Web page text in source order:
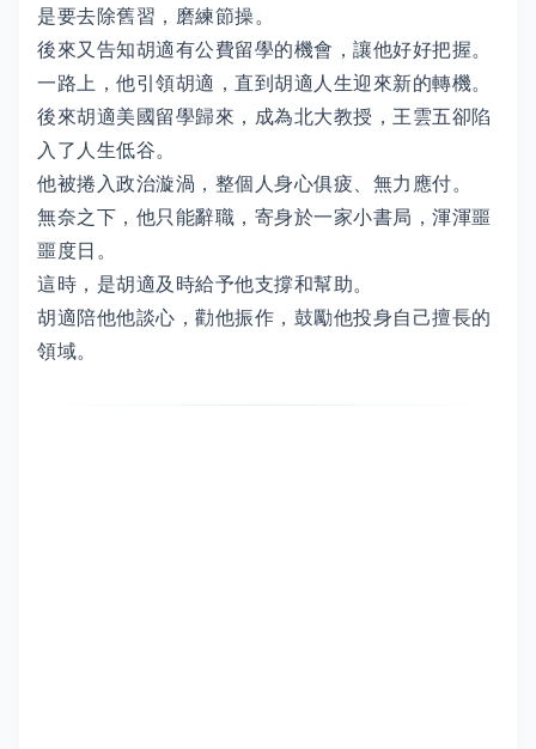
是要去除舊習，磨練節操。
後來又告知胡適有公費留學的機會，讓他好好把握。
一路上，他引領胡適，直到胡適人生迎來新的轉機。
後來胡適美國留學歸來，成為北大教授，王雲五卻陷
入了人生低谷。
他被捲入政治漩渦，整個人身心俱疲、無力應付。
無奈之下，他只能辭職，寄身於一家小書局，渾渾噩
噩度日。
這時，是胡適及時給予他支撐和幫助。
胡適陪他他談心，勸他振作，鼓勵他投身自己擅長的
領域。